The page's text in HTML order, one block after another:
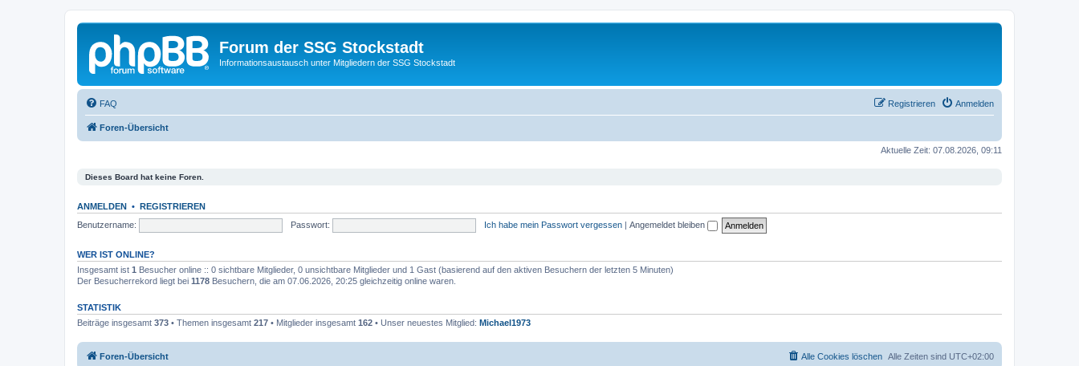
Forum der SSG Stockstadt
Informationsaustausch unter Mitgliedern der SSG Stockstadt
FAQ Anmelden
Registrieren
Foren-Übersicht
Aktuelle Zeit: 07.08.2026, 09:11
Dieses Board hat keine Foren.
ANMELDEN • REGISTRIEREN
Benutzername:
Passwort: Ich habe mein Passwort vergessen | Angemeldet bleiben
WER IST ONLINE?
Insgesamt ist 1 Besucher online :: 0 sichtbare Mitglieder, 0 unsichtbare Mitglieder und 1 Gast (basierend auf den aktiven Besuchern der letzten 5 Minuten)
Der Besucherrekord liegt bei 1178 Besuchern, die am 07.06.2026, 20:25 gleichzeitig online waren.
STATISTIK
Beiträge insgesamt 373 • Themen insgesamt 217 • Mitglieder insgesamt 162 • Unser neuestes Mitglied: Michael1973
Foren-Übersicht Alle Zeiten sind UTC+02:00
Alle Cookies löschen